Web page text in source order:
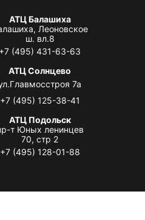
АТЦ Балашиха
Леоновское
ш. вл.8
+7 (495) 431-63-63
АТЦ Солнцево
7а
+7 (495) 125-38-41
АТЦ Подольск
т Юных ленинцев
70, стр 2
+7 (495) 128-01-88